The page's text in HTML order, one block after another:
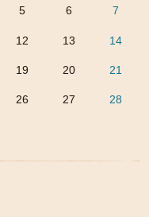
5 6 7
12 13 14
19 20 21
26 27 28